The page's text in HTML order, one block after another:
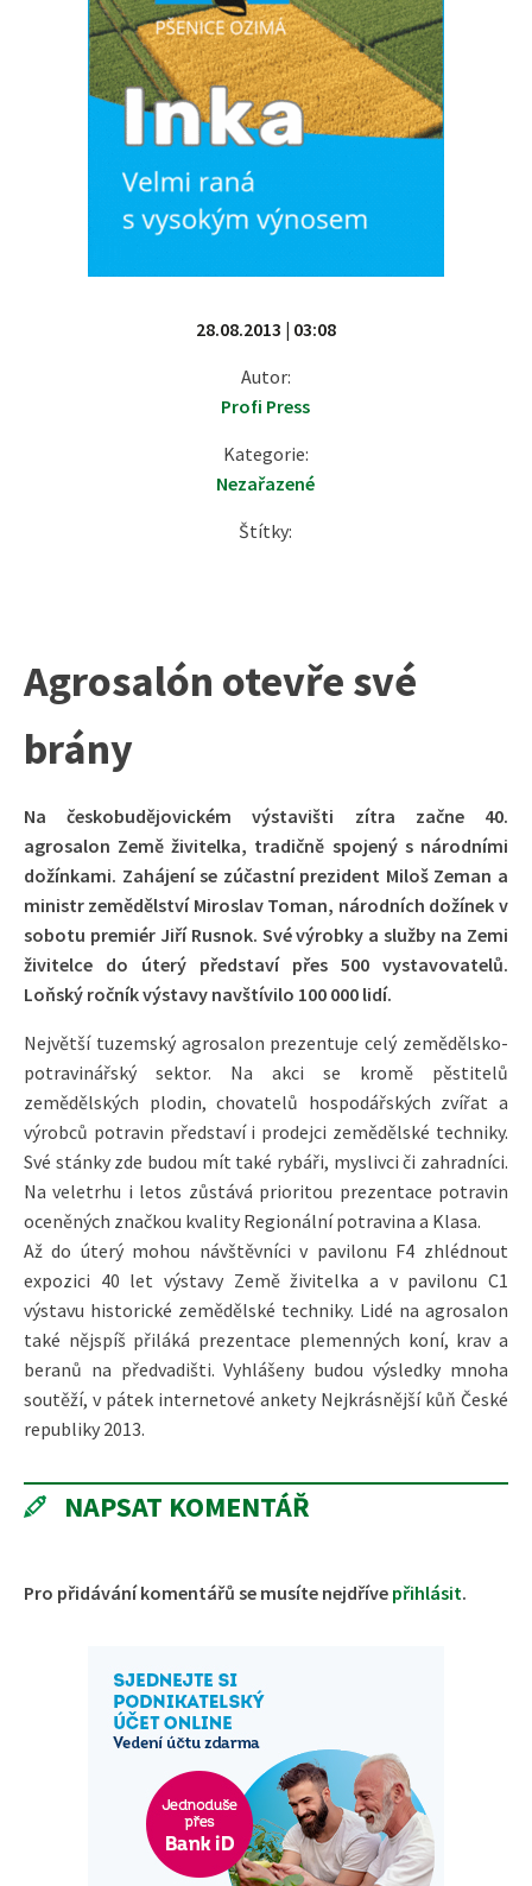
28.08.2013 | 03:08
Autor:
Profi Press
Kategorie:
Nezařazené
Štítky:
Agrosalón otevře své
brány
Na českobudějovickém výstavišti zítra začne 40.
agrosalon Země živitelka, tradičně spojený s národními
dožínkami. Zahájení se zúčastní prezident Miloš Zeman a
ministr zemědělství Miroslav Toman, národních dožínek v
sobotu premiér Jiří Rusnok. Své výrobky a služby na Zemi
živitelce do úterý představí přes 500 vystavovatelů.
Loňský ročník výstavy navštívilo 100 000 lidí.
Největší tuzemský agrosalon prezentuje celý zemědělsko-
potravinářský sektor. Na akci se kromě pěstitelů
zemědělských plodin, chovatelů hospodářských zvířat a
výrobců potravin představí i prodejci zemědělské techniky.
Své stánky zde budou mít také rybáři, myslivci či zahradníci.
Na veletrhu i letos zůstává prioritou prezentace potravin
oceněných značkou kvality Regionální potravina a Klasa.
Až do úterý mohou návštěvníci v pavilonu F4 zhlédnout
expozici 40 let výstavy Země živitelka a v pavilonu C1
výstavu historické zemědělské techniky. Lidé na agrosalon
také nějspíš přiláká prezentace plemenných koní, krav a
beranů na předvadišti. Vyhlášeny budou výsledky mnoha
soutěží, v pátek internetové ankety Nejkrásnější kůň České
republiky 2013.
NAPSAT KOMENTÁŘ
Pro přidávání komentářů se musíte nejdříve přihlásit.